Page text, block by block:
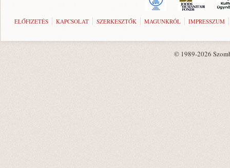
ELŐFIZETÉS KAPCSOLAT SZERKESZTŐK MAGUNKRÓL IMPRESSZUM
© 1989-2026